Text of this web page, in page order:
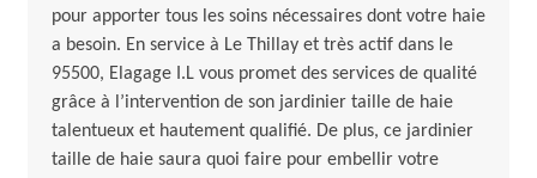
pour apporter tous les soins nécessaires dont votre haie
a besoin. En service à Le Thillay et très actif dans le
95500, Elagage I.L vous promet des services de qualité
grâce à l’intervention de son jardinier taille de haie
talentueux et hautement qualifié. De plus, ce jardinier
taille de haie saura quoi faire pour embellir votre